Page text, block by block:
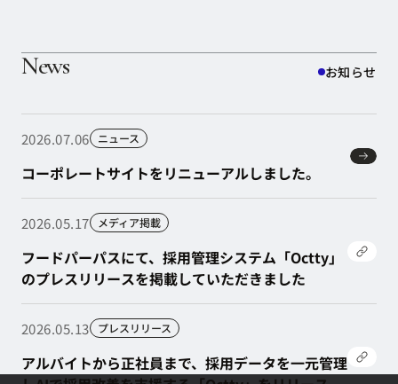
News お知らせ
2026.07.06 ニュース
コーポレートサイトをリニューアルしました。
コーポレートサイトをリニューアルしました。
2026.05.17 メディア掲載
フードパーパスにて、採用管理システム「Octty」
のプレスリリースを掲載していただきました
フードパーパスにて、採用管理システム「Octty」
のプレスリリースを掲載していただきました
2026.05.13 プレスリリース
アルバイトから正社員まで、採用データを一元管理